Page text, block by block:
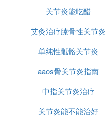
关节炎能吃醋
艾灸治疗膝骨性关节炎
单纯性骶髂关节炎
aaos骨关节炎指南
中指关节炎治疗
关节炎能不能治好